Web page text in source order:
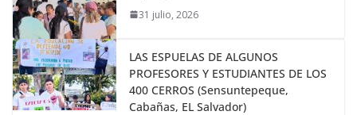
31 julio, 2026
LAS ESPUELAS DE ALGUNOS
PROFESORES Y ESTUDIANTES DE LOS
400 CERROS (Sensuntepeque,
Cabañas, EL Salvador)